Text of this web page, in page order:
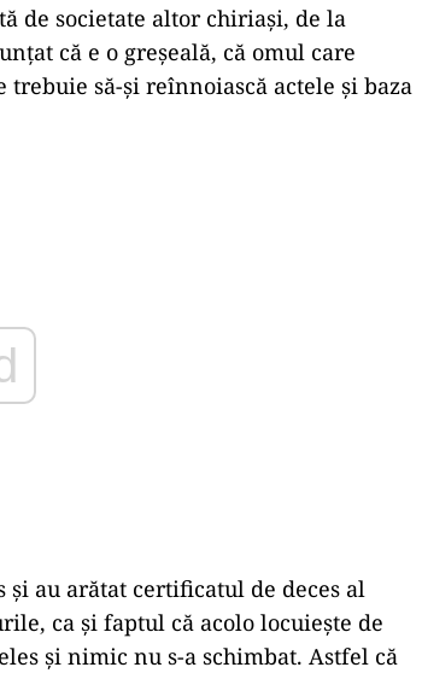
de societate altor chiriași, de la
că e o greșeală, că omul care
să-și reînnoiască actele și baza
au arătat certificatul de deces al
ca și faptul că acolo locuiește de
și nimic nu s-a schimbat. Astfel că